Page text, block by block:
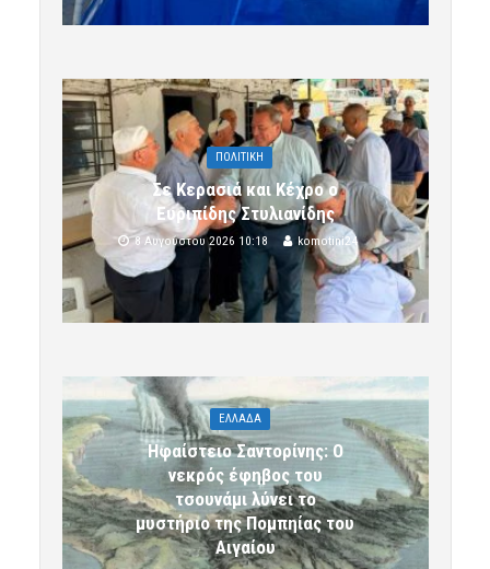
ΠΟΛΙΤΙΚΗ
Σε Κερασιά και Κέχρο ο
Ευριπίδης Στυλιανίδης
8 Αυγούστου 2026 10:18 komotini24
ΕΛΛΑΔΑ
Ηφαίστειο Σαντορίνης: Ο
νεκρός έφηβος του
τσουνάμι λύνει το
μυστήριο της Πομπηίας του
Αιγαίου